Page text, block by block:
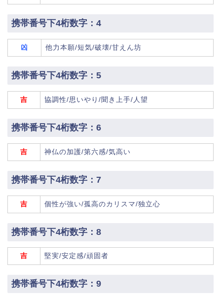
携帯番号下4桁数字：4
凶 他力本願/短気/破壊/甘えん坊
携帯番号下4桁数字：5
吉 協調性/思いやり/聞き上手/人望
携帯番号下4桁数字：6
吉 神仏の加護/第六感/気高い
携帯番号下4桁数字：7
吉 個性が強い/孤高のカリスマ/独立心
携帯番号下4桁数字：8
吉 堅実/安定感/頑固者
携帯番号下4桁数字：9